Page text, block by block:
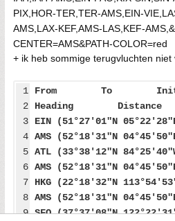
+ ik heb sommige terugvluchten niet
1
2
3
4
5
6
7
8
9
From To
Heading
EIN (51°27'01"N
AMS (52°18'31"N
ATL (33°38'12"N
AMS (52°18'31"N
HKG (22°18'32"N
AMS (52°18'31"N
SFO (37°37'08"N